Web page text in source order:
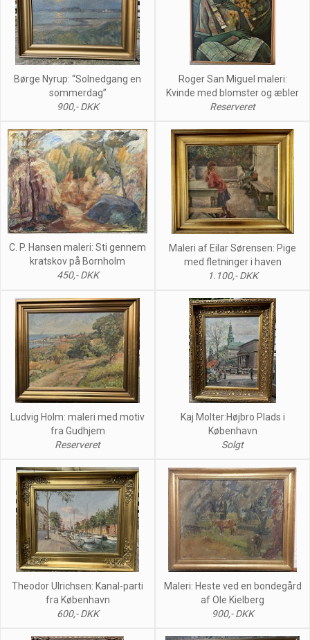
Børge Nyrup: “Solnedgang en
sommerdag”
900,- DKK
Roger San Miguel maleri:
Kvinde med blomster og æbler
Reserveret
C. P. Hansen maleri: Sti gennem
kratskov på Bornholm
450,- DKK
Maleri af Eilar Sørensen: Pige
med fletninger i haven
1.100,- DKK
Ludvig Holm: maleri med motiv
fra Gudhjem
Reserveret
Kaj Molter:Højbro Plads i
København
Solgt
Theodor Ulrichsen: Kanal-parti
fra København
600,- DKK
Maleri: Heste ved en bondegård
af Ole Kielberg
900,- DKK